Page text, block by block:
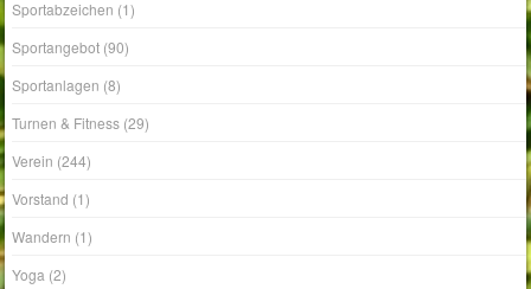
Sportabzeichen (1)
Sportangebot (90)
Sportanlagen (8)
Turnen & Fitness (29)
Verein (244)
Vorstand (1)
Wandern (1)
Yoga (2)